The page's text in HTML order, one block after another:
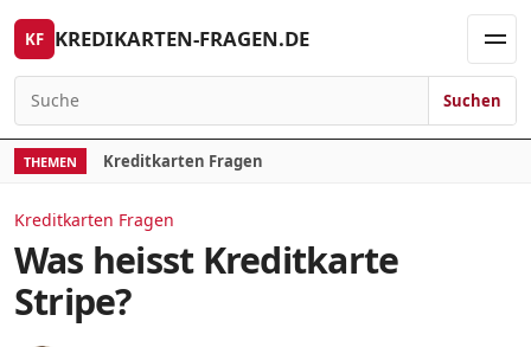
Skip to content
KF KREDIKARTEN-FRAGEN.DE
Search for:
Suchen
THEMEN Kreditkarten Fragen
Kreditkarten Fragen
Was heisst Kreditkarte
Stripe?